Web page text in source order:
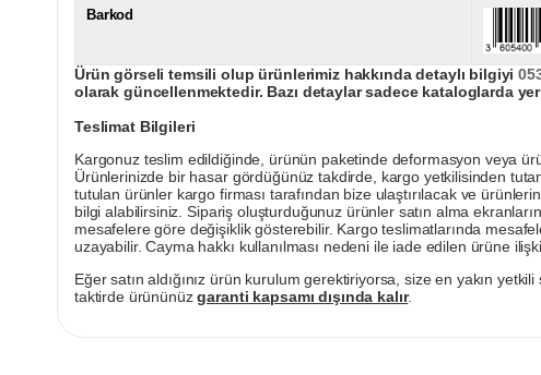
Barkod
Ürün görseli temsili olup ürünlerimiz hakkında detaylı bilgiyi
olarak güncellenmektedir. Bazı detaylar sadece kataloglarda
Teslimat Bilgileri
Kargonuz teslim edildiğinde, ürünün paketinde deformasyon veya
Ürünlerinizde bir hasar gördüğünüz takdirde, kargo yetkilisinden
tutulan ürünler kargo firması tarafından bize ulaştırılacak ve
bilgi alabilirsiniz. Sipariş oluşturduğunuz ürünler satın alma
mesafelere göre değişiklik gösterebilir. Kargo teslimatlarında
uzayabilir. Cayma hakkı kullanılması nedeni ile iade edilen ürüne
Eğer satın aldığınız ürün kurulum gerektiriyorsa, size en yakın
taktirde ürününüzgaranti kapsamı dışında kalır.